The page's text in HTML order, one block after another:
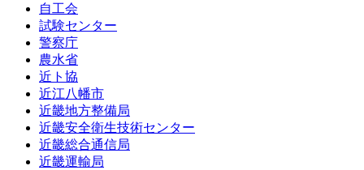
自工会
試験センター
警察庁
農水省
近ト協
近江八幡市
近畿地方整備局
近畿安全衛生技術センター
近畿総合通信局
近畿運輸局